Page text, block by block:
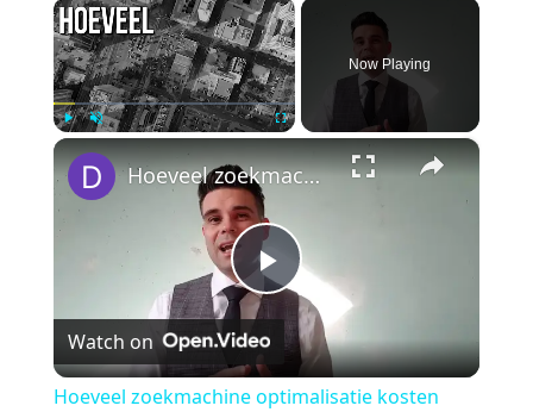
×
Now Playing
×
Play
Video
Hoeveel zoekmachine optimalisatie kosten moet ik maken?
Watch on
Hoeveel zoekmachine optimalisatie kosten